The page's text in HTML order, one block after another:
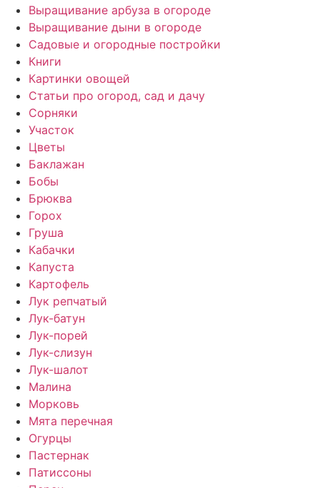
Выращивание арбуза в огороде
Выращивание дыни в огороде
Садовые и огородные постройки
Книги
Картинки овощей
Статьи про огород, сад и дачу
Сорняки
Участок
Цветы
Баклажан
Бобы
Брюква
Горох
Груша
Кабачки
Капуста
Картофель
Лук репчатый
Лук-батун
Лук-порей
Лук-слизун
Лук-шалот
Малина
Морковь
Мята перечная
Огурцы
Пастернак
Патиссоны